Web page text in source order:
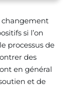
changement
si l’on
processus de
des
en général
et de